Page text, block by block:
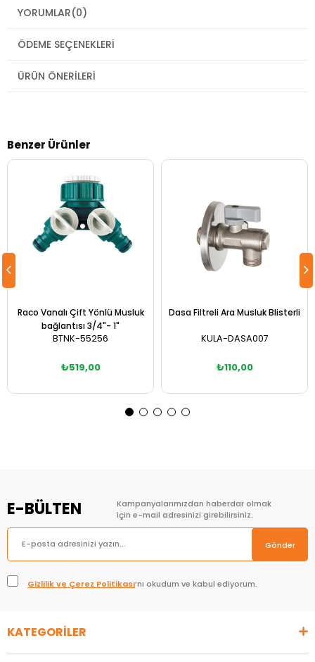
YORUMLAR(0)
ÖDEME SEÇENEKLERI
ÜRÜN ÖNERILERI
Benzer Ürünler
Raco Vanalı Çift Yönlü Musluk
bağlantısı 3/4"- 1"
BTNK-55256
₺519,00
Dasa Filtreli Ara Musluk Blisterli
KULA-DASA007
₺110,00
E-BÜLTEN
Kampanyalarımızdan haberdar olmak
için e-mail adresinizi girebilirsiniz.
Gönder
Gizlilik ve Çerez Politikası’nı okudum ve kabul ediyorum.
KATEGORİLER